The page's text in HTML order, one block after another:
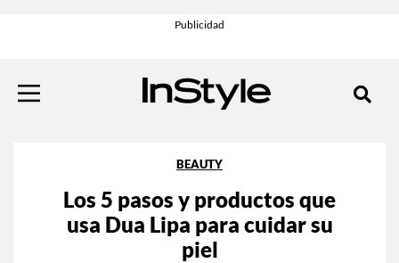
BEAUTY
Los 5 pasos y productos que
usa Dua Lipa para cuidar su
piel